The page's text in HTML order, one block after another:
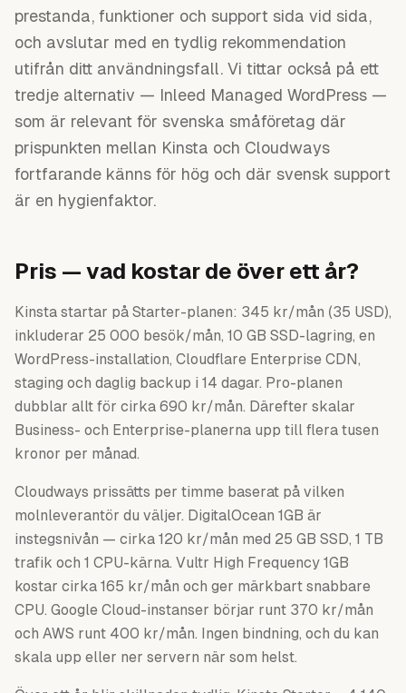
prestanda, funktioner och support sida vid sida,
och avslutar med en tydlig rekommendation
utifrån ditt användningsfall. Vi tittar också på ett
tredje alternativ — Inleed Managed WordPress —
som är relevant för svenska småföretag där
prispunkten mellan Kinsta och Cloudways
fortfarande känns för hög och där svensk support
är en hygienfaktor.
Pris — vad kostar de över ett år?
Kinsta startar på Starter-planen: 345 kr/mån (35 USD),
inkluderar 25 000 besök/mån, 10 GB SSD-lagring, en
WordPress-installation, Cloudflare Enterprise CDN,
staging och daglig backup i 14 dagar. Pro-planen
dubblar allt för cirka 690 kr/mån. Därefter skalar
Business- och Enterprise-planerna upp till flera tusen
kronor per månad.
Cloudways prissätts per timme baserat på vilken
molnleverantör du väljer. DigitalOcean 1GB är
instegsnivån — cirka 120 kr/mån med 25 GB SSD, 1 TB
trafik och 1 CPU-kärna. Vultr High Frequency 1GB
kostar cirka 165 kr/mån och ger märkbart snabbare
CPU. Google Cloud-instanser börjar runt 370 kr/mån
och AWS runt 400 kr/mån. Ingen bindning, och du kan
skala upp eller ner servern när som helst.